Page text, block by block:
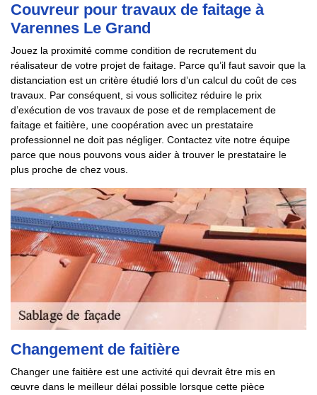
Couvreur pour travaux de faitage à
Varennes Le Grand
Jouez la proximité comme condition de recrutement du
réalisateur de votre projet de faitage. Parce qu’il faut savoir que la
distanciation est un critère étudié lors d’un calcul du coût de ces
travaux. Par conséquent, si vous sollicitez réduire le prix
d’exécution de vos travaux de pose et de remplacement de
faitage et faitière, une coopération avec un prestataire
professionnel ne doit pas négliger. Contactez vite notre équipe
parce que nous pouvons vous aider à trouver le prestataire le
plus proche de chez vous.
Changement de faitière
Changer une faitière est une activité qui devrait être mis en
œuvre dans le meilleur délai possible lorsque cette pièce